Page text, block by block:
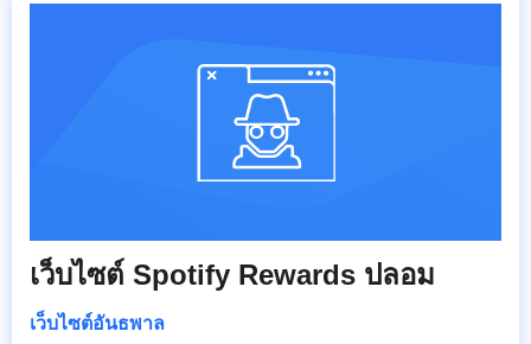
เว็บไซต์ Spotify Rewards ปลอม
เว็บไซต์อันธพาล